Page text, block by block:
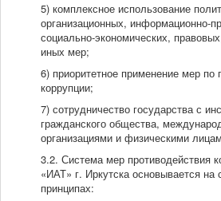
5) комплексное использование
организационных, информационно-
социально-экономических,
иных мер;
6) приоритетное применение мер
коррупции;
7) сотрудничество государства с
гражданского общества,
организациями и физическими
3.2. Система мер противодействия
«ИАТ» г. Иркутска основывается
принципах: